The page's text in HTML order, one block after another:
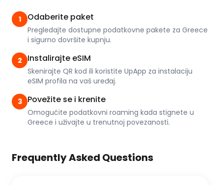
1 Odaberite paket
Pregledajte dostupne podatkovne pakete za Greece
i sigurno dovršite kupnju.
2 Instalirajte eSIM
Skenirajte QR kod ili koristite UpApp za instalaciju
eSIM profila na vaš uređaj.
3 Povežite se i krenite
Omogućite podatkovni roaming kada stignete u
Greece i uživajte u trenutnoj povezanosti.
Frequently Asked Questions